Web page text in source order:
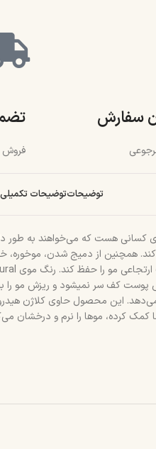
سفارش
فروش
توضیحاتتوضیحات تکمیلی
کسانی هست که می‌خواهند به
همچنین از دمیج شدن، موخوره،
کف سر نمیشود و ریزش مو را به
این محصول حاوی کلاژن
کرده، موها را نرم و درخشان